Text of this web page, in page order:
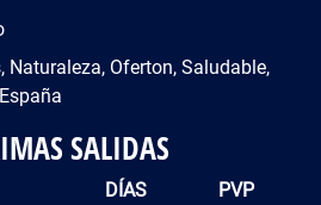
Naturaleza, Oferton, Saludable,
SALIDAS
DÍAS
PVP